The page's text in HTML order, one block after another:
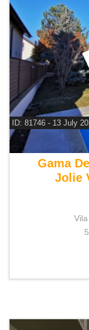
ID: 81746 - 13 July
De
Gama
Jolie
Vila